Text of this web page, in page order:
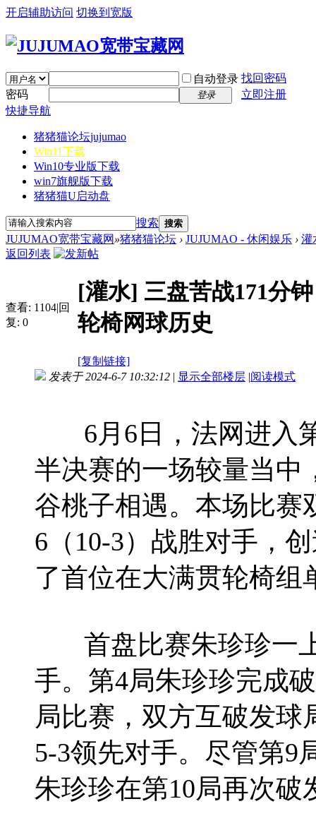
开启辅助访问 切换到宽版
自动登录 找回密码
密码
登录
立即注册
快捷导航
猪猪猫论坛jujumao
Win11下载
Win10专业版下载
win7旗舰版下载
猪猪猫U启动盘
搜索 搜索
JUJUMAO宽带宝藏网 »猪猪猫论坛 › JUJUMAO - 休闲娱乐 › 灌
返回列表
查看: 1104|回
复: 0
[灌水] 三盘苦战171分
轮椅网球历史
[复制链接]
发表于 2024-6-7 10:32:12 | 显示全部楼层 |阅读模式
6月6日，法网进入
半决赛的一场较量当中
谷桃子相遇。本场比赛
6（10-3）战胜对手，
了首位在大满贯轮椅组
首盘比赛朱珍珍一上
手。第4局朱珍珍完成
局比赛，双方互破发球
5-3领先对手。尽管第9
朱珍珍在第10局再次破